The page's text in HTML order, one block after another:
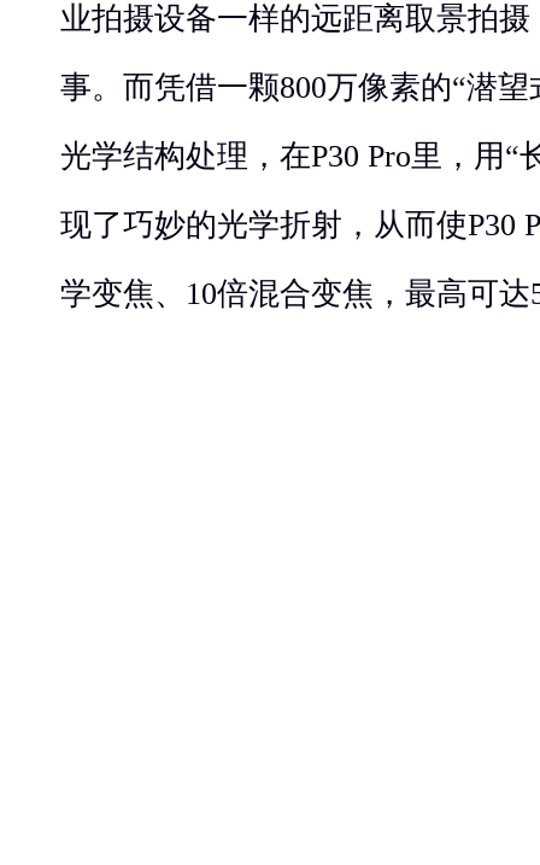
业拍摄设备一样的远距离取景拍
事。而凭借一颗800万像素的“潜
光学结构处理，在P30 Pro里，用“
现了巧妙的光学折射，从而使P30
学变焦、10倍混合变焦，最高可